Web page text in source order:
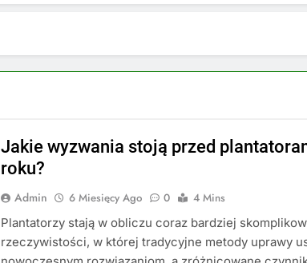
Jakie wyzwania stoją przed
roku?
Admin 6 Miesięcy Ago 0
4 Mins
Plantatorzy stają w obliczu coraz bardziej
rzeczywistości, w której tradycyjne metody uprawy